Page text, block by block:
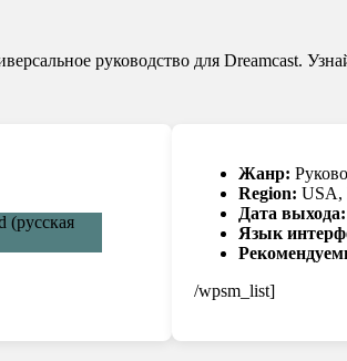
руководство для Dreamcast.
Жанр:
Region: USA,
Дата выхода:
Язык
/wpsm_list]